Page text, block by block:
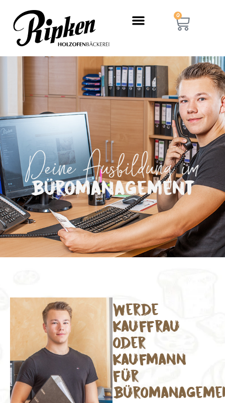
0
Deine Ausbildung im
Büro­management
Werde
Kauffrau
oder
Kaufmann
für